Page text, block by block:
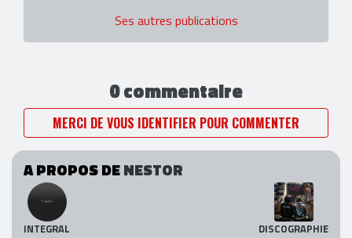
Ses autres publications
0 commentaire
MERCI DE VOUS IDENTIFIER POUR COMMENTER
A PROPOS DENESTOR
INTEGRAL DISCOGRAPHIE